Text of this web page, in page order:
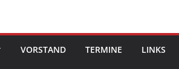
VORSTAND TERMINE LINKS